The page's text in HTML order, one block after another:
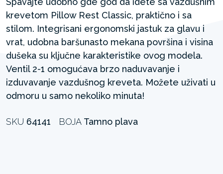
krevetom Pillow Rest Classic, praktično i sa
stilom. Integrisani ergonomski jastuk za glavu i
vrat, udobna baršunasto mekana površina i visina
dušeka su ključne karakteristike ovog modela.
Ventil 2-1 omogućava brzo naduvavanje i
izduvavanje vazdušnog kreveta. Možete uživati u
odmoru u samo nekoliko minuta!
SKU 64141 BOJA Tamno plava